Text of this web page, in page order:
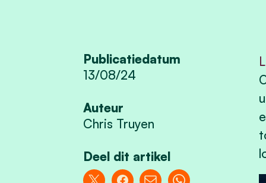
Publicatiedatum
13/08/24
Auteur
Chris Truyen
Deel dit artikel